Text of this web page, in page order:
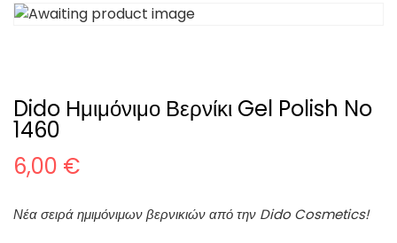
Dido Ημιμόνιμο Βερνίκι Gel Polish No
1460
6,00 €
Νέα σειρά ημιμόνιμων βερνικιών από την Dido Cosmetics!